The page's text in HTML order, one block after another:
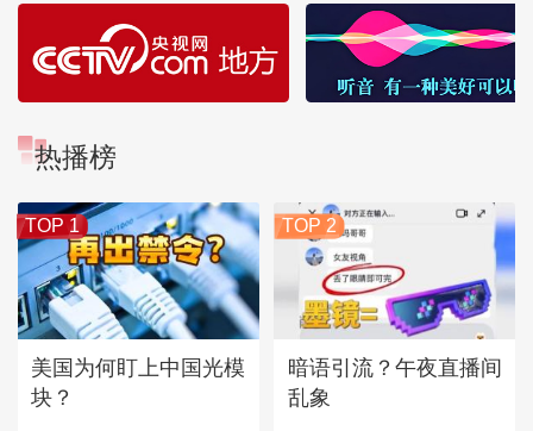
热播榜
TOP 1
美国为何盯上中国光模
块？
TOP 2
暗语引流？午夜直播间
乱象